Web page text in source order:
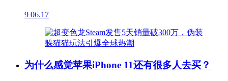
9 06.17
为什么感觉苹果iPhone 11还有很多人去买？